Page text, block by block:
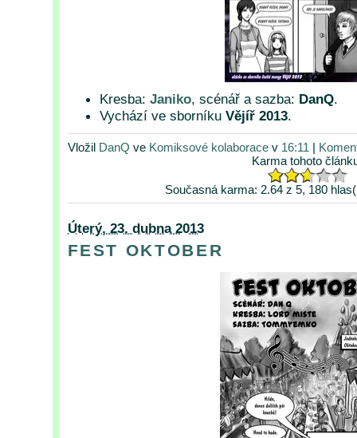
Kresba: Janiko, scénář a sazba: DanQ.
Vychází ve sborníku Vějíř 2013.
Vložil DanQ ve Komiksové kolaboracev 16:11 |
Karma tohoto
Současná karma: 2.64 z 5, 180
Úterý, 23. dubna 2013
FEST OKTOBER